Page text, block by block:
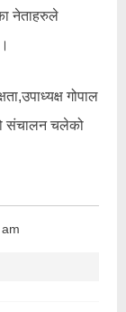
नेताहरुले
गोपाल
संचालन चलेको